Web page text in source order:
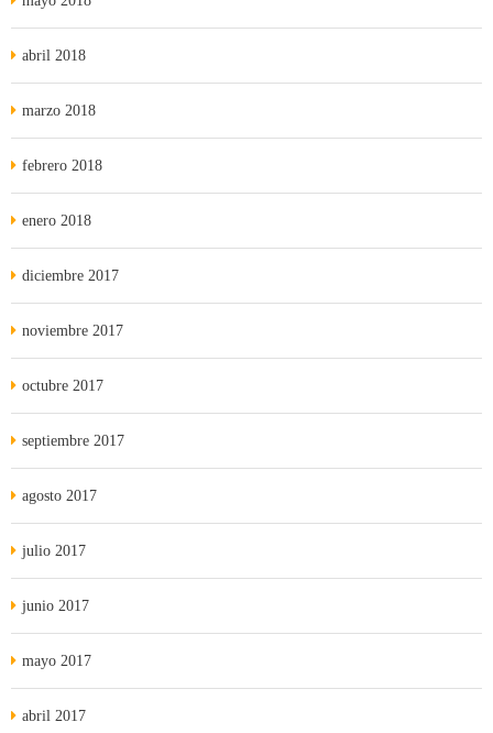
abril 2018
marzo 2018
febrero 2018
enero 2018
diciembre 2017
noviembre 2017
octubre 2017
septiembre 2017
agosto 2017
julio 2017
junio 2017
mayo 2017
abril 2017